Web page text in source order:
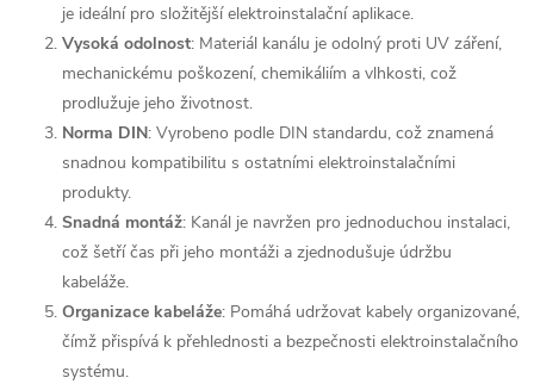
je ideální pro složitější elektroinstalační aplikace.
Vysoká odolnost: Materiál kanálu je odolný proti UV záření,
mechanickému poškození, chemikáliím a vlhkosti, což
prodlužuje jeho životnost.
Norma DIN: Vyrobeno podle DIN standardu, což znamená
snadnou kompatibilitu s ostatními elektroinstalačními
produkty.
Snadná montáž: Kanál je navržen pro jednoduchou instalaci,
což šetří čas při jeho montáži a zjednodušuje údržbu
kabeláže.
Organizace kabeláže: Pomáhá udržovat kabely organizované,
čímž přispívá k přehlednosti a bezpečnosti elektroinstalačního
systému.